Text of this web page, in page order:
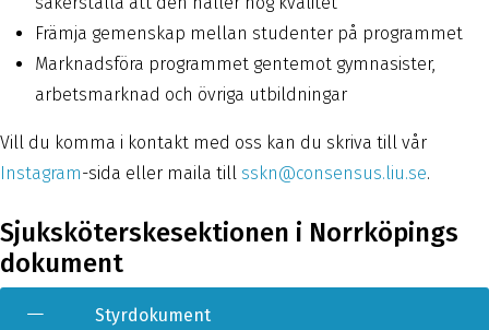
Främja gemenskap mellan studenter på programmet
Marknadsföra programmet gentemot gymnasister,
arbetsmarknad och övriga utbildningar
Vill du komma i kontakt med oss kan du skriva till vår
Instagram-sida eller maila till sskn@consensus.liu.se.
Sjuksköterskesektionen i Norrköpings
dokument
Styrdokument